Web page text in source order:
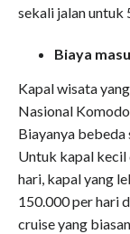
sekali jalan untuk
Biaya
Kapal wisata
Nasional
Biayanya bebeda
Untuk kapal kecil
hari, kapal yang
150.000 per hari
cruise yang